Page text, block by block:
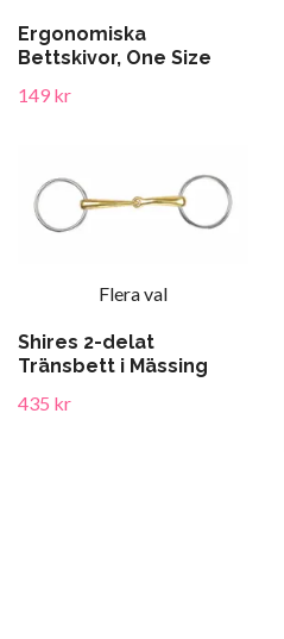
Ergonomiska
Bettskivor, One Size
149 kr
Flera val
Shires 2-delat
Tränsbett i Mässing
435 kr